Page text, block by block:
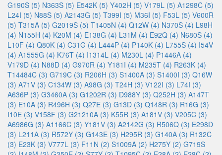
G190S (5) N363S (5) E542K (5) Y402H (5) V179L (5) A1298C (5)
L24I (5) N88S (5) A2143G (5) T399I (5) M36I (5) F53L (5) V600R
(5) T315A (5) G2019S (5) T1405N (4) Q12W (4) N370S (4) L98H
(4) N155H (4) K20M (4) E138G (4) L31M (4) E92Q (4) N680S (4)
L10F (4) Q80K (4) C31G (4) L444P (4) P140K (4) L755S (4) I54V
(4) A1555G (4) K76T (4) I1314L (4) M230L (4) P1446A (4)
V179D (4) N88D (4) G970R (4) Y181I (4) M235T (4) R263K (4)
T14484C (3) G719C (3) R206H (3) S1400A (3) S1400I (3) Q16W
(3) A71V (3) C134W (3) A98G (3) T24H (3) V122I (3) L74I (3)
A636P (3) G3460A (3) G1202R (3) D988Y (3) Q252H (3) A147T
(3) E10A (3) R496H (3) Q27E (3) G13D (3) Q148R (3) R16G (3)
I10E (3) V158F (3) G21210A (3) K55R (3) A181V (3) V205C (3)
A6986G (3) A1166C (3) Y181V (3) A2142G (3) R506Q (3) E298D
(3) L211A (3) R572Y (3) G143E (3) H295R (3) G140A (3) R132C
(3) E23K (3) V777L (3) F11N (2) S1009A (2) H275Y (2) G719S